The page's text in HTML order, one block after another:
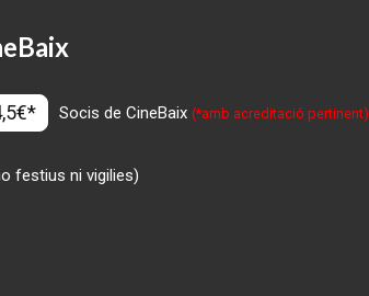
Socis de CineBaix(*amb acreditació pertinent)
festius ni vigilies)